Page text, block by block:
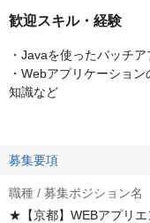
歓迎スキル・経験
・Javaを使ったバッチ
・Webアプリケーショ
知識など
募集要項
職種 / 募集ポジション名
★【京都】WEBアプリエ